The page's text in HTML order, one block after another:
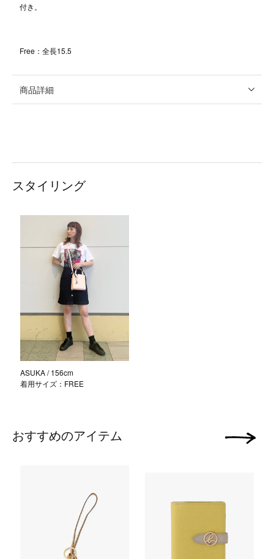
付き。
Free：全長15.5
商品詳細
スタイリング
ASUKA/ 156cm
着用サイズ：FREE
おすすめのアイテム 次の画像